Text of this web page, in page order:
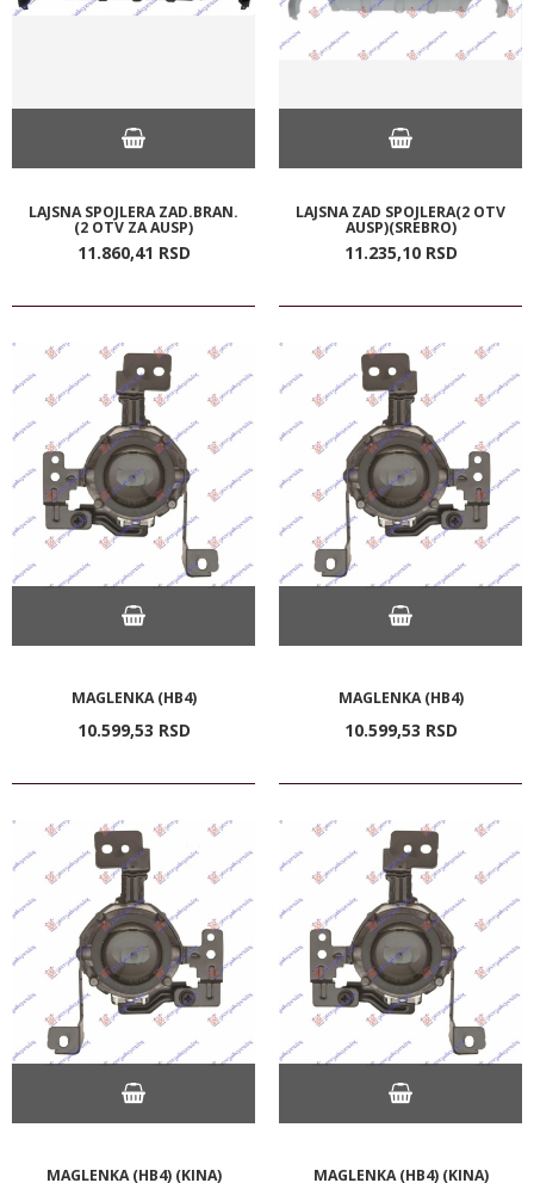
LAJSNA SPOJLERA ZAD.BRAN.
(2 OTV ZA AUSP)
11.860,41 RSD
LAJSNA ZAD SPOJLERA(2 OTV
AUSP)(SREBRO)
11.235,10 RSD
MAGLENKA (HB4)
10.599,53 RSD
MAGLENKA (HB4)
10.599,53 RSD
MAGLENKA (HB4) (KINA) MAGLENKA (HB4) (KINA)